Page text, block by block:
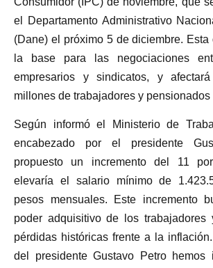
el Departamento Administrativo
(Dane) el próximo 5 de diciembre. Esta
la base para las negociaciones
empresarios y sindicatos, y
millones de trabajadores y pensionados
Según informó el Ministerio de
encabezado por el presidente
propuesto un incremento del 11
elevaría el salario mínimo de
pesos mensuales. Este incremento
poder adquisitivo de los trabajadores
pérdidas históricas frente a la
del presidente Gustavo Petro hemos